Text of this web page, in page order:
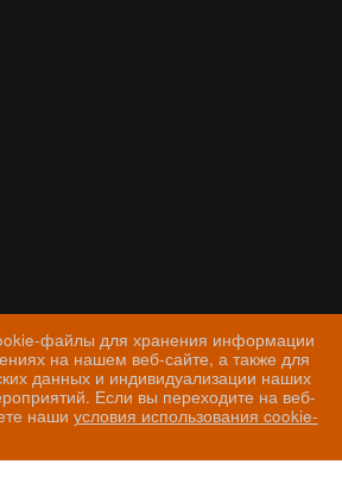
файлы для хранения информации
на нашем веб-сайте, а также для
данных и индивидуализации наших
Если вы переходите на веб-
наши условия использования cookie-